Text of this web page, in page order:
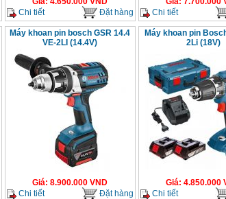
Chi tiết
Đặt hàng
Chi tiết
Máy khoan pin bosch GSR 14.4
VE-2LI (14.4V)
Giá: 8.900.000 VND
Chi tiết
Đặt hàng
Máy khoan pin
2Li (18V)
Giá: 4.850.000
Chi tiết